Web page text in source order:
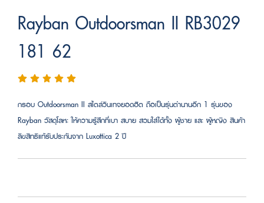
Rayban Outdoorsman II RB3029
181 62
กรอบ Outdoorsman II สไตล์วินเทจยอดฮิต ถือเป็นรุ่นตำนานอีก 1 รุ่นของ
Rayban วัสดุโลหะ ให้ความรู้สึกที่เบา สบาย สวมใส่ได้ทั้ง ผู้ชาย และ ผู้หญิง สินค้า
ลิขสิทธิแท้รับประกันจาก Luxottica 2 ปี